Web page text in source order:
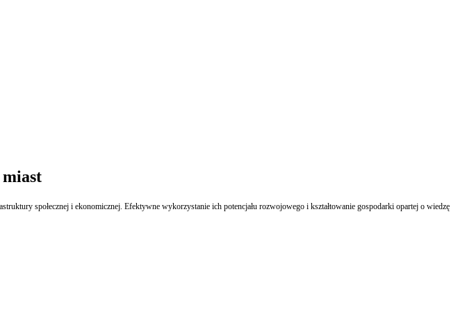
społecznej i ekonomicznej. Efektywne wykorzystanie ich potencjału rozwojowego i kształtowanie gospodarki opartej o wiedzę